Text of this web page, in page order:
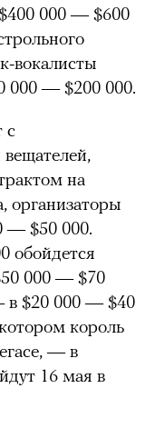
000 — $600
вокалисты
000 — $200 000.
с
на
организаторы
— $50 000.
обойдется
000 — $70
в $20 000 — $40
король
— в
16 мая в